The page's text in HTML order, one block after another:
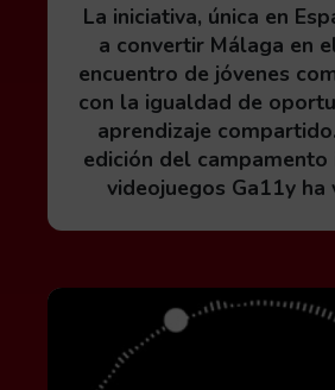
La iniciativa, única en
a convertir Málaga en
encuentro de jóvenes
con la igualdad de
aprendizaje
edición del campamento
videojuegos Ga11y ha
Leer más acerca de DOJO